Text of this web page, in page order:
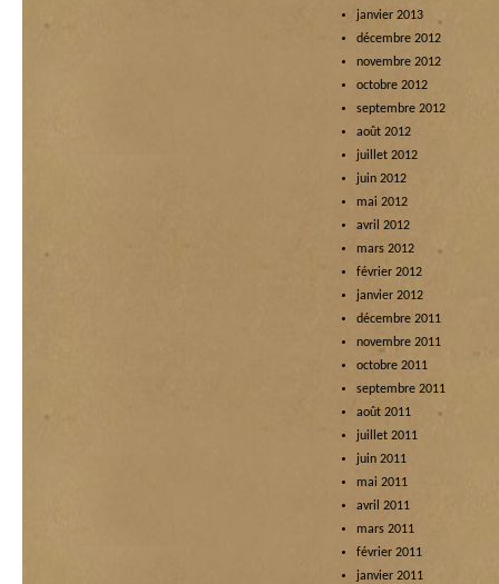
janvier 2013
décembre 2012
novembre 2012
octobre 2012
septembre 2012
août 2012
juillet 2012
juin 2012
mai 2012
avril 2012
mars 2012
février 2012
janvier 2012
décembre 2011
novembre 2011
octobre 2011
septembre 2011
août 2011
juillet 2011
juin 2011
mai 2011
avril 2011
mars 2011
février 2011
janvier 2011